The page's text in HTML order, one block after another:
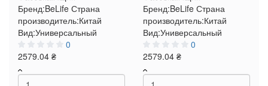
Бренд:BeLife Страна
производитель:Китай
Вид:Универсальный
0
2579.04 ₴
Бренд:BeLife Страна
производитель:Китай
Вид:Универсальный
0
2579.04 ₴